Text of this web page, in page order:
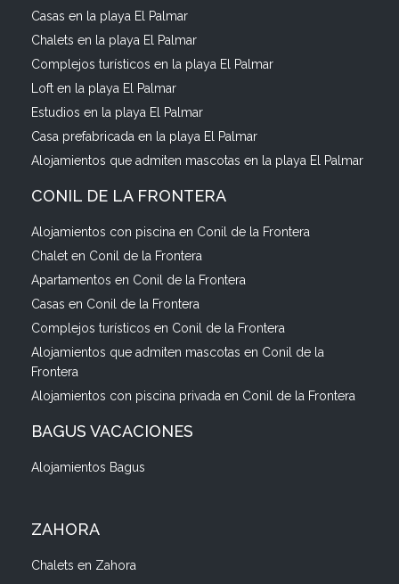
Casas en la playa El Palmar
Chalets en la playa El Palmar
Complejos turísticos en la playa El Palmar
Loft en la playa El Palmar
Estudios en la playa El Palmar
Casa prefabricada en la playa El Palmar
Alojamientos que admiten mascotas en la playa El Palmar
CONIL DE LA FRONTERA
Alojamientos con piscina en Conil de la Frontera
Chalet en Conil de la Frontera
Apartamentos en Conil de la Frontera
Casas en Conil de la Frontera
Complejos turísticos en Conil de la Frontera
Alojamientos que admiten mascotas en Conil de la
Frontera
Alojamientos con piscina privada en Conil de la Frontera
BAGUS VACACIONES
Alojamientos Bagus
ZAHORA
Chalets en Zahora